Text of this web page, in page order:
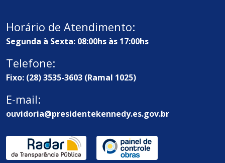
Horário de Atendimento:
Segunda à Sexta: 08:00hs às 17:00hs
Telefone:
Fixo: (28) 3535-3603 (Ramal 1025)
E-mail:
ouvidoria@presidentekennedy.es.gov.br